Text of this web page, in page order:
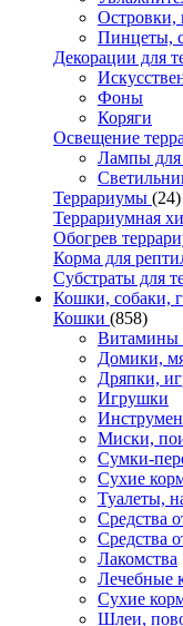
Пинцеты,
Декорации для
Фоны
Коряги
Освещение
Лампы для
Террариумы (24)
Террариумная
Обогрев
Корма для
Субстраты для
Кошки, собаки,
Кошки (858)
Витамины
Домики,
Дряпки,
Игрушки
Миски,
Сумки-
Сухие
Туалеты,
Средства
Средства
Лакомства
Лечебные
Сухие
Шлеи,